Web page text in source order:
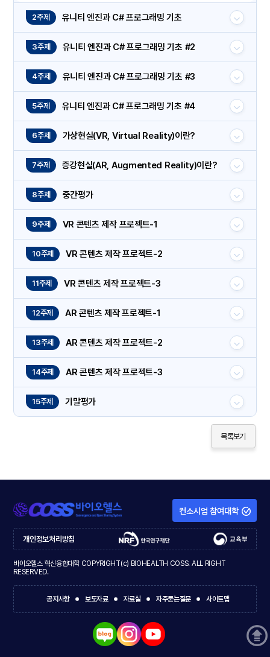
2주제 유니티 엔진과 C# 프로그래밍 기초
3주제 유니티 엔진과 C# 프로그래밍 기초 #2
4주제 유니티 엔진과 C# 프로그래밍 기초 #3
5주제 유니티 엔진과 C# 프로그래밍 기초 #4
6주제 가상현실(VR, Virtual Reality)이란?
7주제 증강현실(AR, Augmented Reality)이란?
8주제 중간평가
9주제 VR 콘텐츠 제작 프로젝트-1
10주제 VR 콘텐츠 제작 프로젝트-2
11주제 VR 콘텐츠 제작 프로젝트-3
12주제 AR 콘텐츠 제작 프로젝트-1
13주제 AR 콘텐츠 제작 프로젝트-2
14주제 AR 콘텐츠 제작 프로젝트-3
15주제 기말평가
목록보기
개인정보처리방침
바이오헬스 혁신융합대학 COPYRIGHT(c) BIOHEALTH COSS. ALL RIGHT
RESERVED.
공지사항 보도자료 자료실 자주묻는질문 사이트맵
컨소시엄 참여대학